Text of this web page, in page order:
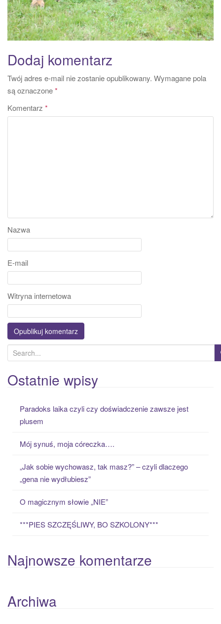
Dodaj komentarz
Twój adres e-mail nie zostanie opublikowany. Wymagane pola
są oznaczone*
Komentarz *
Nazwa
E-mail
Witryna internetowa
e
a
r
Ostatnie wpisy
Paradoks laika czyli czy doświadczenie zawsze jest
plusem
Mój synuś, moja córeczka….
„Jak sobie wychowasz, tak masz?” – czyli dlaczego
„gena nie wydłubiesz”
O magicznym słowie „NIE”
***PIES SZCZĘŚLIWY, BO SZKOLONY***
Najnowsze komentarze
Archiwa